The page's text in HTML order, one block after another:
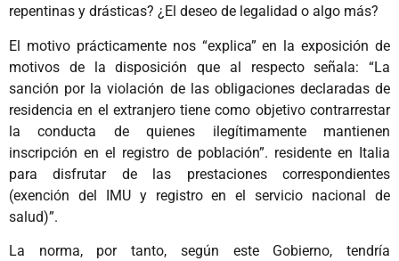
repentinas y drásticas? ¿El deseo de legalidad o algo más?
El motivo prácticamente nos “explica” en la exposición de
motivos de la disposición que al respecto señala: “La
sanción por la violación de las obligaciones declaradas de
residencia en el extranjero tiene como objetivo contrarrestar
la conducta de quienes ilegítimamente mantienen
inscripción en el registro de población”. residente en Italia
para disfrutar de las prestaciones correspondientes
(exención del IMU y registro en el servicio nacional de
salud)”.
La norma, por tanto, según este Gobierno, tendría